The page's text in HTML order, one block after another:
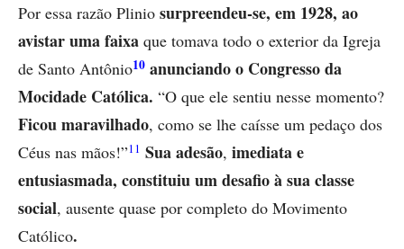
Por essa razão Plinio surpreendeu-se, em 1928, ao
avistar uma faixa que tomava todo o exterior da Igreja
de Santo Antônio10 anunciando o Congresso da
Mocidade Católica. “O que ele sentiu nesse momento?
Ficou maravilhado, como se lhe caísse um pedaço dos
Céus nas mãos!”11 Sua adesão, imediata e
entusiasmada, constituiu um desafio à sua classe
social, ausente quase por completo do Movimento
Católico.